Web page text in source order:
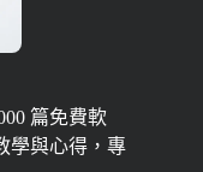
篇免費軟
學與心得，專